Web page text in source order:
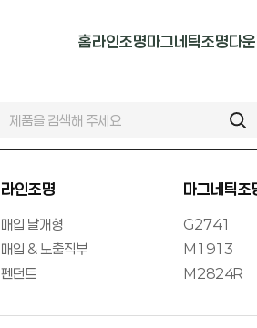
홈라인조명
매입 & 노출직부
펜던트
마그네틱조명
M2824R
다
원
사
라인조명
매입 날개형
매입 & 노출직부
펜던트
마그네틱조
G2741
M1913
M2824R